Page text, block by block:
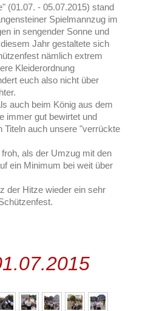
(01.07. - 05.07.2015) stand
Spielmannzug im
in sengender Sonne und
Jahr gestaltete sich
nämlich extrem
Kleiderordnung
euch also nicht über
auch beim König aus dem
immer gut bewirtet und
Titeln auch unsere "verrückte
als der Umzug mit den
ein Minimum bei weit über
der Hitze wieder ein sehr